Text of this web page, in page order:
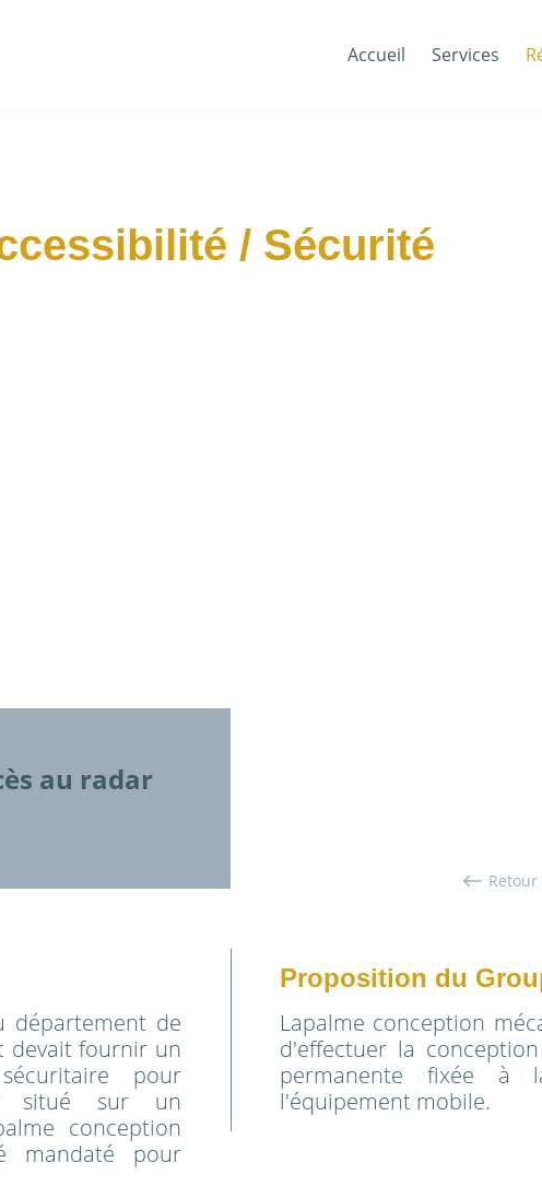
Accueil Services
/ Sécurité
au radar
département de
devait fournir un
pour
situé sur un
conception
mandaté pour
Proposition du
Lapalme conception
d'effectuer la
permanente fixée à
l'équipement mobile.